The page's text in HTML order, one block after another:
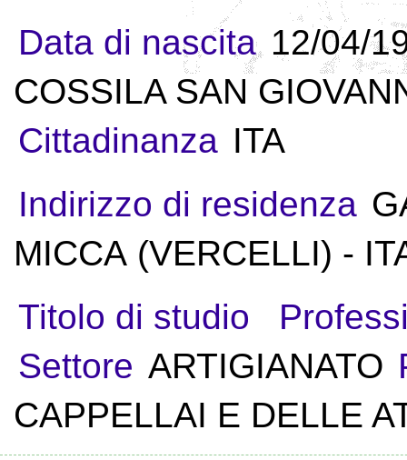
Data di nascita 12/04/
COSSILA SAN
Cittadinanza ITA
Indirizzo di residenza
MICCA (VERCELLI) -
Titolo di studio
Settore ARTIGIANATO
CAPPELLAI E DELLE